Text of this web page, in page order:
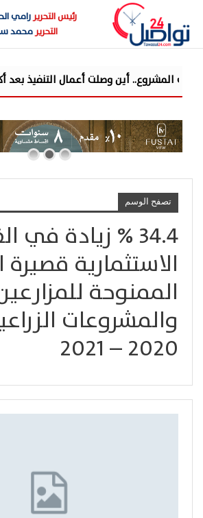
رئيس التحريررامي
التحريرمحمد
تصفح الوسم
34.4 % زيادة في
الاستثمارية قصيرة
الممنوحة
والمشروعات
2020 – 2021